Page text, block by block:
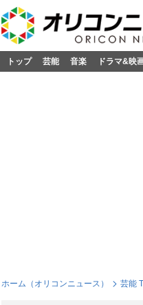
トップ 芸能 音楽 ドラマ&映
ホーム（オリコンニュース） 芸能